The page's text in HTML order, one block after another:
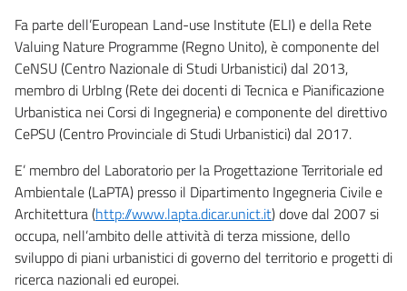
Fa parte dell’European Land-use Institute (ELI) e della Rete
Valuing Nature Programme (Regno Unito), è componente del
CeNSU (Centro Nazionale di Studi Urbanistici) dal 2013,
membro di UrbIng (Rete dei docenti di Tecnica e Pianificazione
Urbanistica nei Corsi di Ingegneria) e componente del direttivo
CePSU (Centro Provinciale di Studi Urbanistici) dal 2017.
E’ membro del Laboratorio per la Progettazione Territoriale ed
Ambientale (LaPTA) presso il Dipartimento Ingegneria Civile e
Architettura (http://www.lapta.dicar.unict.it) dove dal 2007 si
occupa, nell’ambito delle attività di terza missione, dello
sviluppo di piani urbanistici di governo del territorio e progetti di
ricerca nazionali ed europei.